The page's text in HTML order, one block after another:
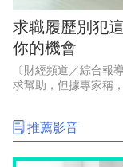
求職履歷別犯
你的機會
〔財經頻道／綜合報
求幫助，但據專家稱
推薦影音